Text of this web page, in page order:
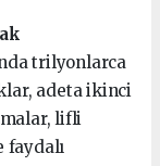
trilyonlarca
adeta ikinci
lifli
faydalı